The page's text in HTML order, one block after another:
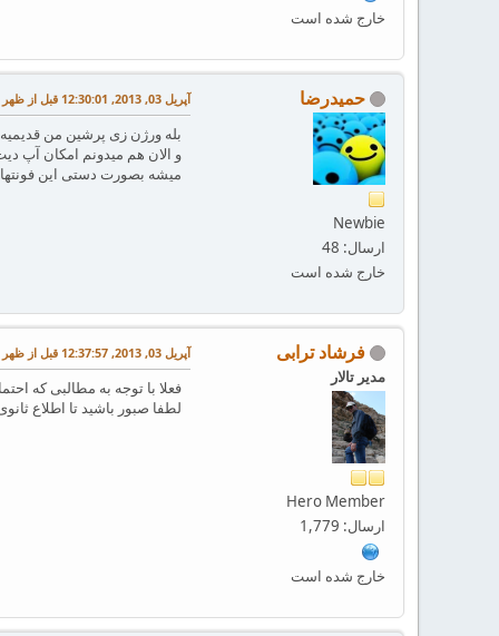
خارج شده است
حمیدرضا
Newbie
ارسال: 48
خارج شده است
آپریل 03, 2013, 12:30:01 قبل از ظهر
بله ورژن زی پرشین من
و الان هم میدونم امکان آپ
میشه بصورت دستی این
فرشاد ترابی
مدیر تالار
Hero Member
ارسال: 1,779
خارج شده است
آپریل 03, 2013, 12:37:57 قبل از ظهر
فعلا با توجه به مطالبی که
لطفا صبور باشید تا اطلاع